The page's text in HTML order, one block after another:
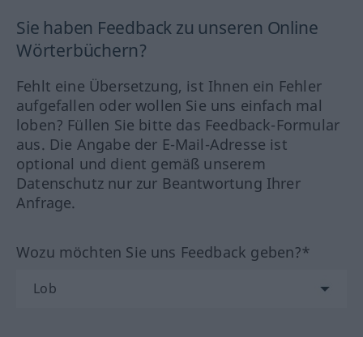
Sie haben Feedback zu unseren Online
Wörterbüchern?
Fehlt eine Übersetzung, ist Ihnen ein Fehler
aufgefallen oder wollen Sie uns einfach mal
loben? Füllen Sie bitte das Feedback-Formular
aus. Die Angabe der E-Mail-Adresse ist
optional und dient gemäß unserem
Datenschutz nur zur Beantwortung Ihrer
Anfrage.
Wozu möchten Sie uns Feedback geben?*